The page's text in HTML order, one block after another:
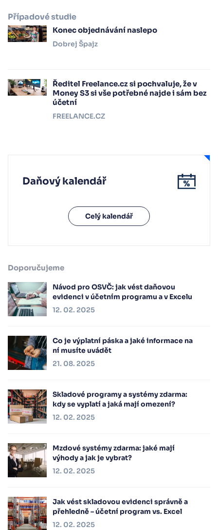
Případové studie
Konec objednávání naslepo
Dobrej Špajz
Ředitel Freelance.cz si pochvaluje, že v
Money S3 si vše potřebné najde i sám bez
účetní
FREELANCE.CZ
Daňový kalendář
Celý kalendář
Doporučujeme
Návod pro OSVČ: jak vést daňovou
evidenci v účetním programu a v Excelu
12. 02. 2025
Co je výplatní páska a jaké informace na
ní musíte uvádět
21. 08. 2025
Skladové programy a systémy zdarma:
kdy se vyplatí a jaká mají omezení?
12. 02. 2025
Mzdové systémy zdarma: jaké mají
výhody a jak je vybrat?
12. 02. 2025
Jak vést skladovou evidenci správně a
přehledně – účetní program vs. Excel
12. 02. 2025